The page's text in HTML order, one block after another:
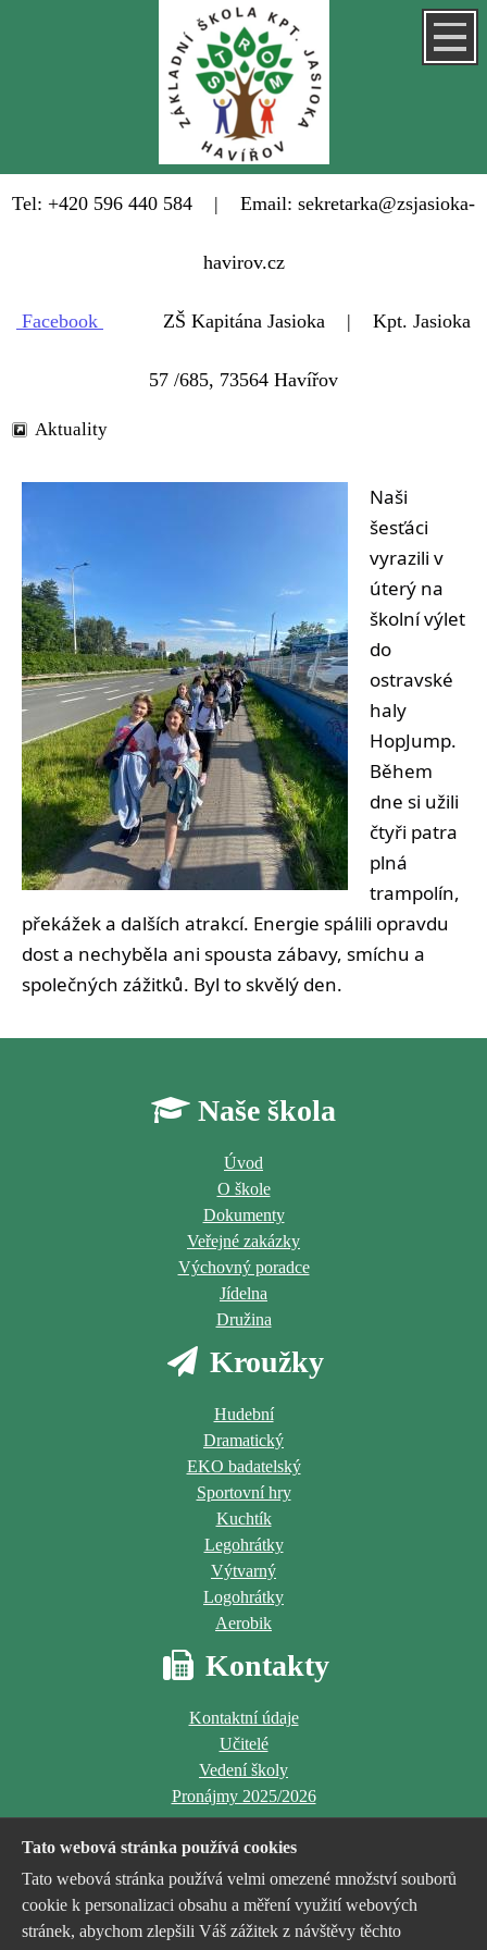
Tel: +420 596 440 584 | Email: sekretarka@zsjasioka-
havirov.cz
Facebook ZŠ Kapitána Jasioka | Kpt. Jasioka
57 /685, 73564 Havířov
Aktuality
Naši
šesťáci
vyrazili v
úterý na
školní výlet
do
ostravské
haly
HopJump.
Během
dne si užili
čtyři patra
plná
trampolín,
překážek a dalších atrakcí. Energie spálili opravdu
dost a nechyběla ani spousta zábavy, smíchu a
společných zážitků. Byl to skvělý den.
Naše škola
Úvod
O škole
Dokumenty
Veřejné zakázky
Výchovný poradce
Jídelna
Družina
Kroužky
Hudební
Dramatický
EKO badatelský
Sportovní hry
Kuchtík
Legohrátky
Výtvarný
Logohrátky
Aerobik
Kontakty
Kontaktní údaje
Učitelé
Vedení školy
Pronájmy 2025/2026
Jsme příspěvkovou organizací
Tato webová stránka používá cookies
Tato webová stránka používá velmi omezené množství souborů
cookie k personalizaci obsahu a měření využití webových
stránek, abychom zlepšili Váš zážitek z návštěvy těchto